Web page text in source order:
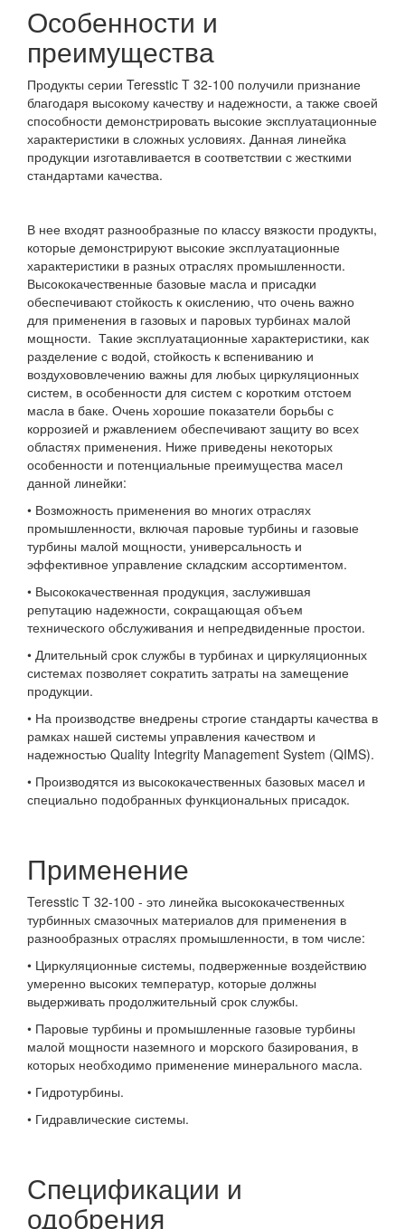
Особенности и
преимущества
Продукты серии Teresstic T 32-100 получили признание
благодаря высокому качеству и надежности, а также своей
способности демонстрировать высокие эксплуатационные
характеристики в сложных условиях. Данная линейка
продукции изготавливается в соответствии с жесткими
стандартами качества.
В нее входят разнообразные по классу вязкости продукты,
которые демонстрируют высокие эксплуатационные
характеристики в разных отраслях промышленности.
Высококачественные базовые масла и присадки
обеспечивают стойкость к окислению, что очень важно
для применения в газовых и паровых турбинах малой
мощности. Такие эксплуатационные характеристики, как
разделение с водой, стойкость к вспениванию и
воздухововлечению важны для любых циркуляционных
систем, в особенности для систем с коротким отстоем
масла в баке. Очень хорошие показатели борьбы с
коррозией и ржавлением обеспечивают защиту во всех
областях применения. Ниже приведены некоторых
особенности и потенциальные преимущества масел
данной линейки:
• Возможность применения во многих отраслях
промышленности, включая паровые турбины и газовые
турбины малой мощности, универсальность и
эффективное управление складским ассортиментом.
• Высококачественная продукция, заслужившая
репутацию надежности, сокращающая объем
технического обслуживания и непредвиденные простои.
• Длительный срок службы в турбинах и циркуляционных
системах позволяет сократить затраты на замещение
продукции.
• На производстве внедрены строгие стандарты качества в
рамках нашей системы управления качеством и
надежностью Quality Integrity Management System (QIMS).
• Производятся из высококачественных базовых масел и
специально подобранных функциональных присадок.
Применение
Teresstic T 32-100 - это линейка высококачественных
турбинных смазочных материалов для применения в
разнообразных отраслях промышленности, в том числе:
• Циркуляционные системы, подверженные воздействию
умеренно высоких температур, которые должны
выдерживать продолжительный срок службы.
• Паровые турбины и промышленные газовые турбины
малой мощности наземного и морского базирования, в
которых необходимо применение минерального масла.
• Гидротурбины.
• Гидравлические системы.
Спецификации и
одобрения